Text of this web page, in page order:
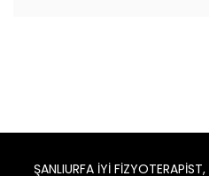
ŞANLIURFA İYİ